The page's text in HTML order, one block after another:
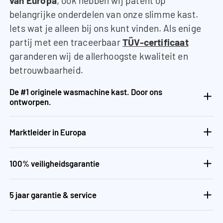
belangrijke onderdelen van onze slimme kast.
Iets wat je alleen bij ons kunt vinden. Als enige
partij met een traceerbaarTÜV-certificaat
garanderen wij de allerhoogste kwaliteit en
betrouwbaarheid.
De #1 originele wasmachine kast. Door ons
ontworpen.
Marktleider in Europa
100% veiligheidsgarantie
5 jaar garantie & service